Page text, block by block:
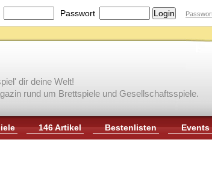
Passwort
dir deine Welt!
rund um Brettspiele und Gesellschaftsspiele.
146 Artikel Bestenlisten Events